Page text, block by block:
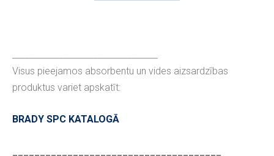
Visus pieejamos absorbentu un vides aizsardzības
produktus variet apskatīt:
BRADY SPC KATALOGĀ